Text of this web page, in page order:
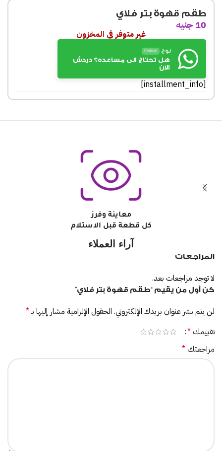
طقم قهوة بتر فلاي
10 جنيه
غير متوفر في المخزون
نوح Online
هل تحتاج الى مساعده؟ دردش
الان
[installment_info]
معاينة وفرز
كل قطعة قبل الاستلام
آراء العملاء
المراجعات
لا توجد مراجعات بعد.
كن أول من يقيم “طقم قهوة بتر فلاي”
لن يتم نشر عنوان بريدك الإلكتروني. الحقول الإلزامية مشار إليها بـ*
تقييمك*
مراجعتك*